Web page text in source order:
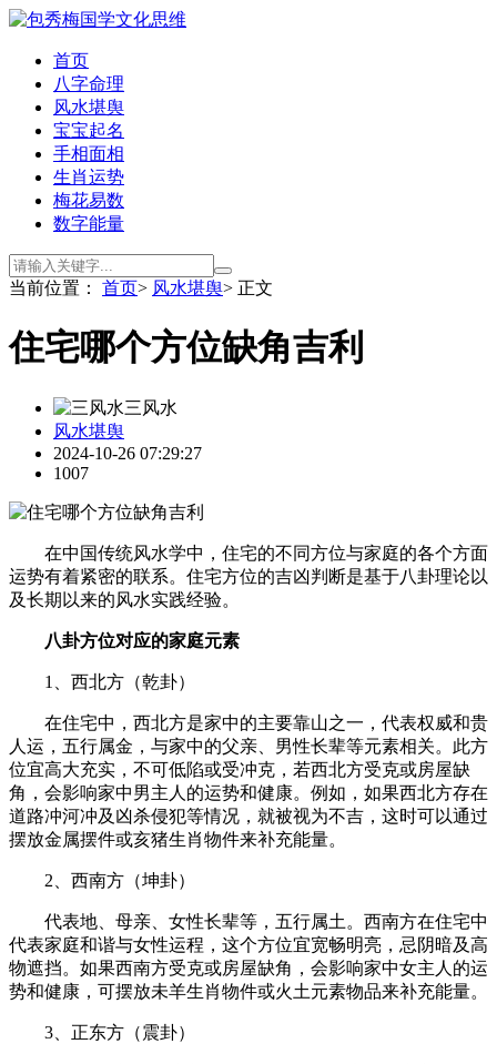
首页
八字命理
风水堪舆
宝宝起名
手相面相
生肖运势
梅花易数
数字能量
当前位置： 首页> 风水堪舆> 正文
住宅哪个方位缺角吉利
三风水
风水堪舆
2024-10-26 07:29:27
1007
在中国传统风水学中，住宅的不同方位与家庭的各个方面
运势有着紧密的联系。住宅方位的吉凶判断是基于八卦理论以
及长期以来的风水实践经验。
八卦方位对应的家庭元素
1、西北方（乾卦）
在住宅中，西北方是家中的主要靠山之一，代表权威和贵
人运，五行属金，与家中的父亲、男性长辈等元素相关。此方
位宜高大充实，不可低陷或受冲克，若西北方受克或房屋缺
角，会影响家中男主人的运势和健康。例如，如果西北方存在
道路冲河冲及凶杀侵犯等情况，就被视为不吉，这时可以通过
摆放金属摆件或亥猪生肖物件来补充能量。
2、西南方（坤卦）
代表地、母亲、女性长辈等，五行属土。西南方在住宅中
代表家庭和谐与女性运程，这个方位宜宽畅明亮，忌阴暗及高
物遮挡。如果西南方受克或房屋缺角，会影响家中女主人的运
势和健康，可摆放未羊生肖物件或火土元素物品来补充能量。
3、正东方（震卦）